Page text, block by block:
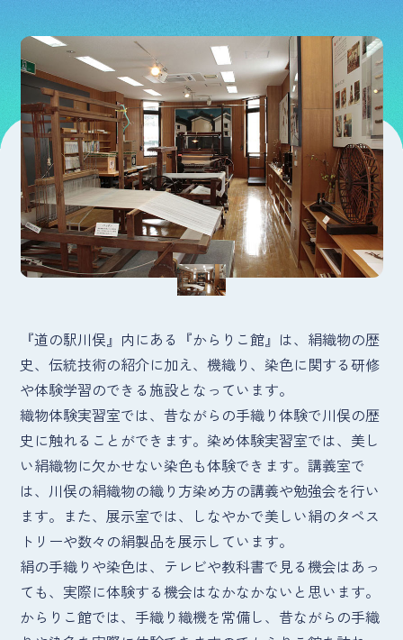
『道の駅川俣』内にある『からりこ館』は、絹織物の歴
史、伝統技術の紹介に加え、機織り、染色に関する研修
や体験学習のできる施設となっています。
織物体験実習室では、昔ながらの手織り体験で川俣の歴
史に触れることができます。染め体験実習室では、美し
い絹織物に欠かせない染色も体験できます。講義室で
は、川俣の絹織物の織り方染め方の講義や勉強会を行い
ます。また、展示室では、しなやかで美しい絹のタペス
トリーや数々の絹製品を展示しています。
絹の手織りや染色は、テレビや教科書で見る機会はあっ
ても、実際に体験する機会はなかなかないと思います。
からりこ館では、手織り織機を常備し、昔ながらの手織